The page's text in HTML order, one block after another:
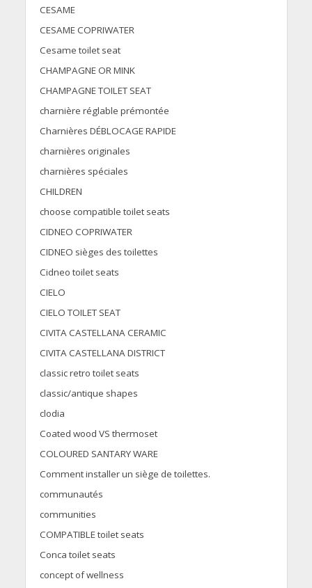
CESAME
CESAME COPRIWATER
Cesame toilet seat
CHAMPAGNE OR MINK
CHAMPAGNE TOILET SEAT
charnière réglable prémontée
Charnières DÉBLOCAGE RAPIDE
charnières originales
charnières spéciales
CHILDREN
choose compatible toilet seats
CIDNEO COPRIWATER
CIDNEO sièges des toilettes
Cidneo toilet seats
CIELO
CIELO TOILET SEAT
CIVITA CASTELLANA CERAMIC
CIVITA CASTELLANA DISTRICT
classic retro toilet seats
classic/antique shapes
clodia
Coated wood VS thermoset
COLOURED SANTARY WARE
Comment installer un siège de toilettes.
communautés
communities
COMPATIBLE toilet seats
Conca toilet seats
concept of wellness